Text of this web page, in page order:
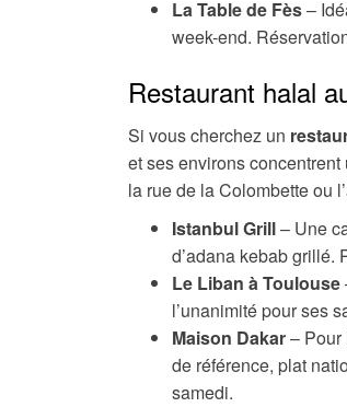
La Table de Fès–
week-end.
Restaurant halal
Si vous cherchez un
et ses environs
la rue de la Colombette ou
Istanbul Grill– Une
d’adana kebab grillé.
Le Liban à Toulouse
l’unanimité pour ses
Maison Dakar– Pour
de référence, plat
samedi.